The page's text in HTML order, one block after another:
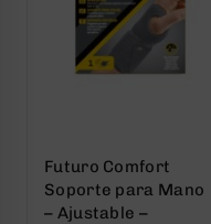
Futuro Comfort
Soporte para Mano
– Ajustable –